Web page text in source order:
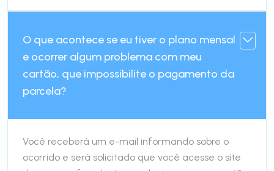
O que acontece se eu tiver o plano mensal
e ocorrer algum problema com meu
cartão, que impossibilite o pagamento da
parcela?
Você receberá um e-mail informando sobre o
ocorrido e será solicitado que você acesse o site